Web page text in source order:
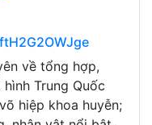
về tổng hợp,
Trung Quốc
hiệp khoa huyễn;